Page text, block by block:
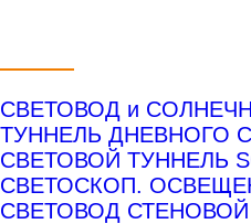
СВЕТОВОД и
ТУННЕЛЬ ДНЕВНОГО
СВЕТОВОЙ ТУННЕЛЬ
СВЕТОСКОП.
СВЕТОВОД СТЕНОВОЙ